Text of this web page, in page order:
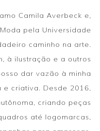
Camila Averbeck e,
pela Universidade
caminho na arte.
à ilustração e a outros
dar vazão à minha
e criativa. Desde 2016,
criando peças
até logomarcas,